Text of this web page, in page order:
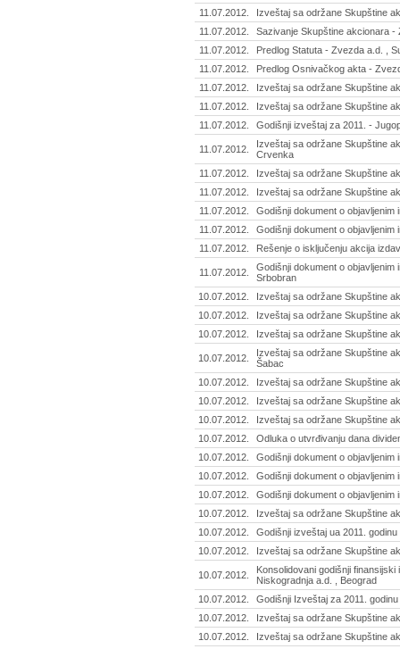
11.07.2012.
Izveštaj sa održane Skupštine
11.07.2012.
Sazivanje Skupštine akcionara -
11.07.2012.
Predlog Statuta - Zvezda a.d. ,
11.07.2012.
Predlog Osnivačkog akta -
11.07.2012.
Izveštaj sa održane Skupštine
11.07.2012.
Izveštaj sa održane Skupštine
11.07.2012.
Godišnji izveštaj za 2011. -
11.07.2012.
Izveštaj sa održane Skupštine
Crvenka
11.07.2012.
Izveštaj sa održane Skupštine
11.07.2012.
Izveštaj sa održane Skupštine
11.07.2012.
Godišnji dokument o objavljenim
11.07.2012.
Godišnji dokument o
11.07.2012.
Rešenje o isključenju akcija
11.07.2012.
Godišnji dokument o objavljenim
Srbobran
10.07.2012.
Izveštaj sa održane Skupštine
10.07.2012.
Izveštaj sa održane Skupštine
10.07.2012.
Izveštaj sa održane Skupštine
10.07.2012.
Izveštaj sa održane Skupštine
Šabac
10.07.2012.
Izveštaj sa održane Skupštine
10.07.2012.
Izveštaj sa održane Skupštine
10.07.2012.
Izveštaj sa održane Skupštine
10.07.2012.
Odluka o utvrđivanju dana
10.07.2012.
Godišnji dokument o objavljenim
10.07.2012.
Godišnji dokument o objavljenim
10.07.2012.
Godišnji dokument o objavljenim
10.07.2012.
Izveštaj sa održane Skupštine
10.07.2012.
Godišnji izveštaj ua 2011.
10.07.2012.
Izveštaj sa održane Skupštine
10.07.2012.
Konsolidovani godišnji
Niskogradnja a.d. , Beograd
10.07.2012.
Godišnji Izveštaj za 2011.
10.07.2012.
Izveštaj sa održane Skupštine
10.07.2012.
Izveštaj sa održane Skupštine